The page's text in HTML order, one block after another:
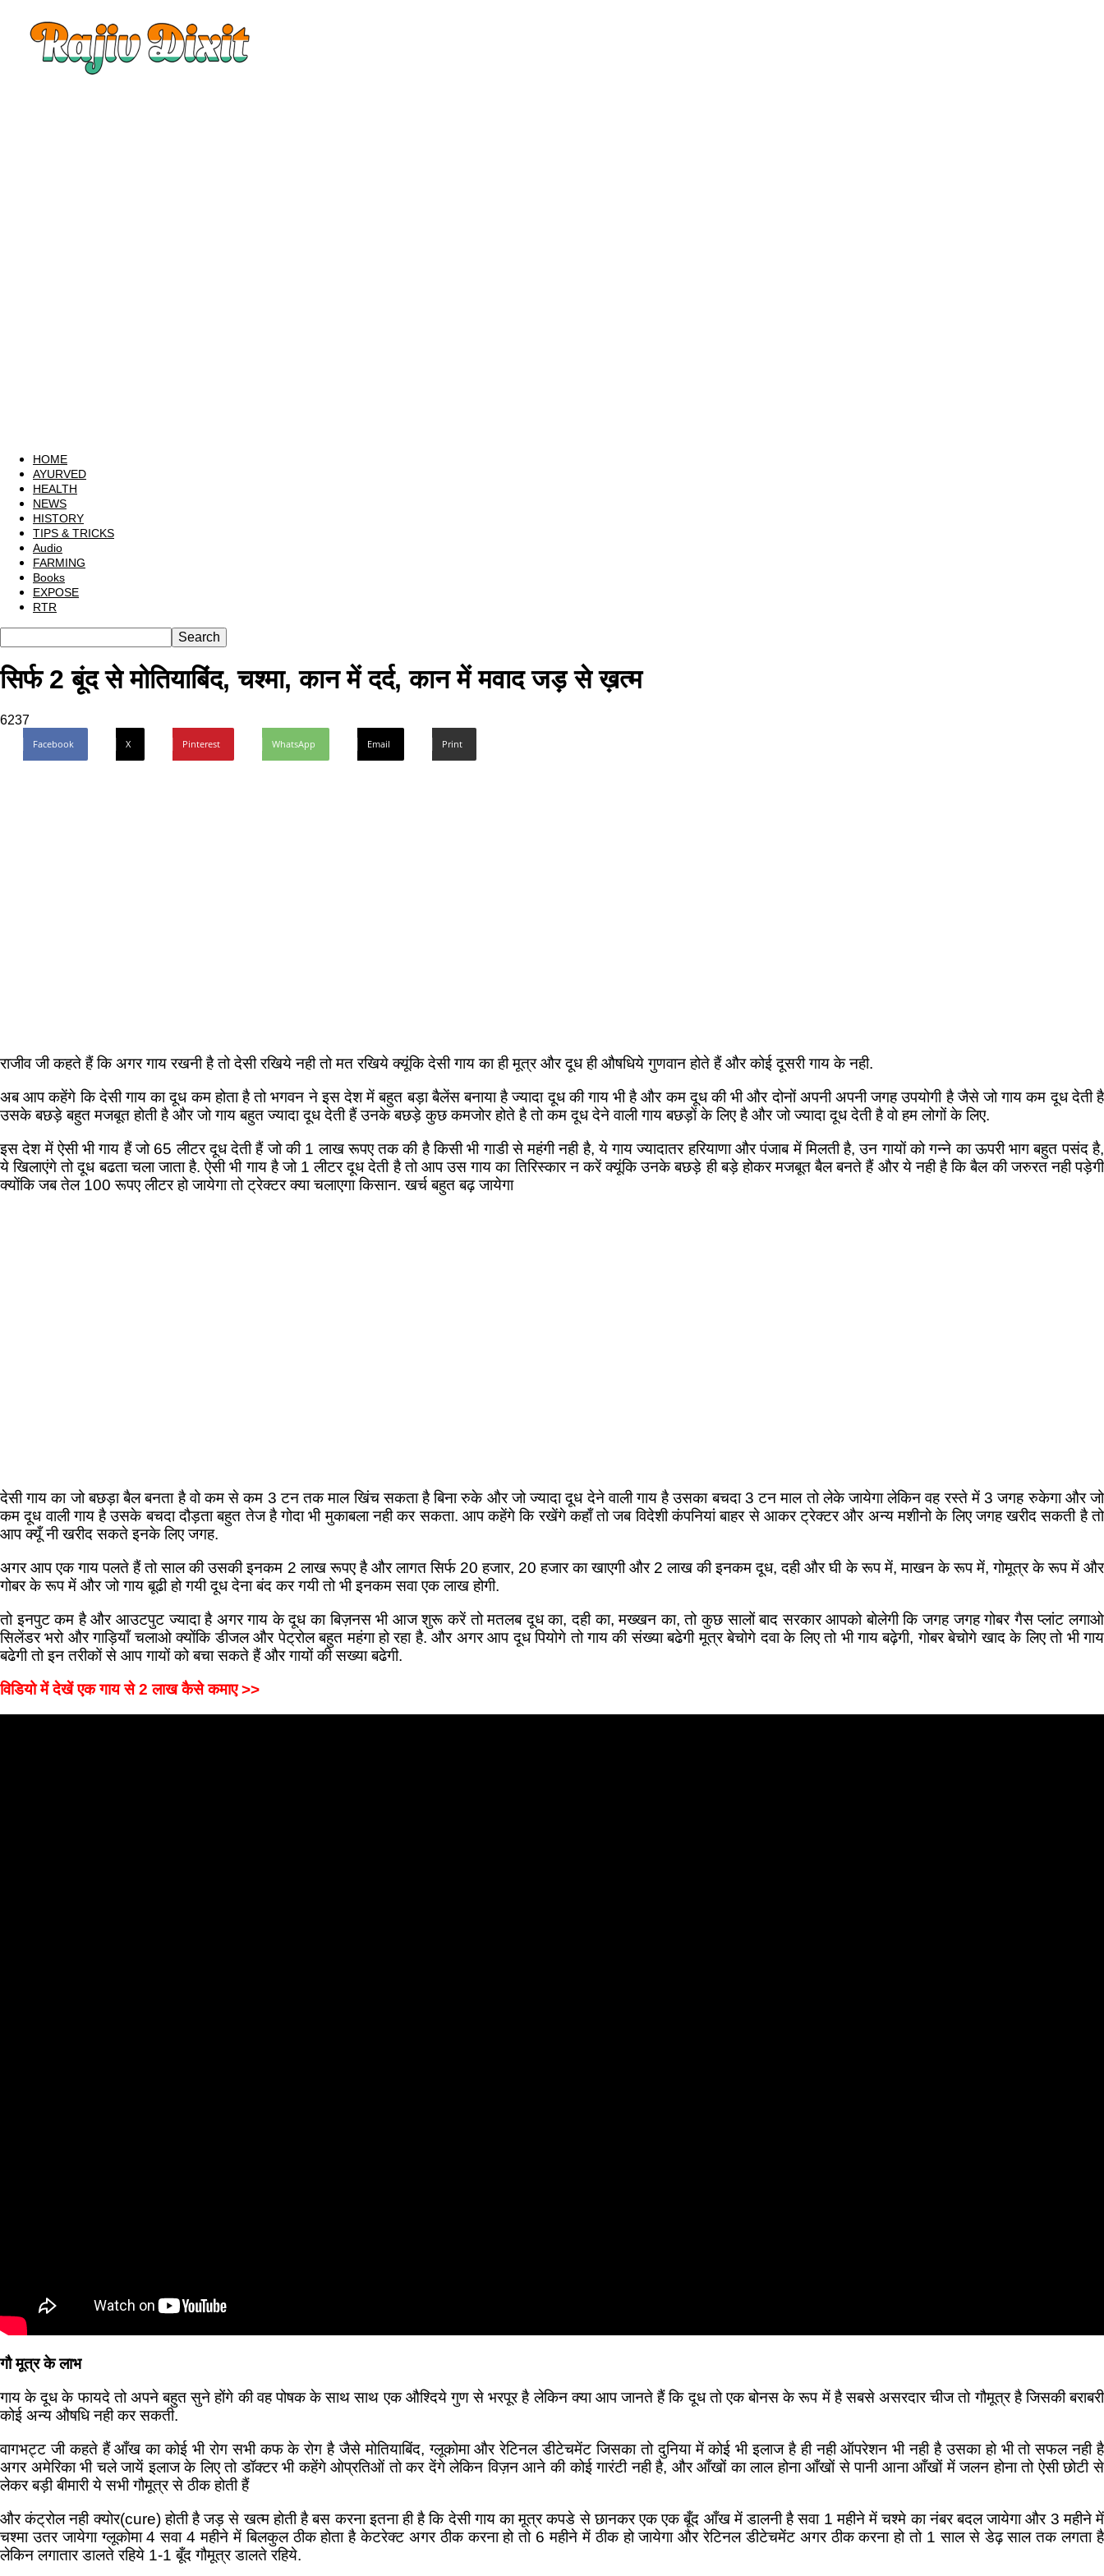
Dixit
Rajiv
HOME
AYURVED
HEALTH
NEWS
HISTORY
TIPS & TRICKS
Audio
FARMING
Books
EXPOSE
RTR
सिर्फ 2 बूंद से मोतियाबिंद, चश्मा, कान में दर्द, कान में मवाद जड़ से ख़त्म
6237
Facebook X Pinterest WhatsApp Email Print
राजीव जी कहते हैं कि अगर गाय रखनी है तो देसी रखिये नही तो मत रखिये क्यूंकि देसी गाय का ही मूत्र और दूध ही औषधिये गुणवान होते हैं और कोई दूसरी गाय के नही.
अब आप कहेंगे कि देसी गाय का दूध कम होता है तो भगवन ने इस देश में बहुत बड़ा बैलेंस बनाया है ज्यादा दूध की गाय भी है और कम दूध की भी और दोनों अपनी अपनी जगह उपयोगी है जैसे जो गाय कम दूध देती है
उसके बछड़े बहुत मजबूत होती है और जो गाय बहुत ज्यादा दूध देती हैं उनके बछड़े कुछ कमजोर होते है तो कम दूध देने वाली गाय बछड़ों के लिए है और जो ज्यादा दूध देती है वो हम लोगों के लिए.
इस देश में ऐसी भी गाय हैं जो 65 लीटर दूध देती हैं जो की 1 लाख रूपए तक की है किसी भी गाडी से महंगी नही है, ये गाय ज्यादातर हरियाणा और पंजाब में मिलती है, उन गायों को गन्ने का ऊपरी भाग बहुत पसंद है,
ये खिलाएंगे तो दूध बढता चला जाता है. ऐसी भी गाय है जो 1 लीटर दूध देती है तो आप उस गाय का तिरिस्कार न करें क्यूंकि उनके बछड़े ही बड़े होकर मजबूत बैल बनते हैं और ये नही है कि बैल की जरुरत नही पड़ेगी
क्योंकि जब तेल 100 रूपए लीटर हो जायेगा तो ट्रेक्टर क्या चलाएगा किसान. खर्च बहुत बढ़ जायेगा
देसी गाय का जो बछड़ा बैल बनता है वो कम से कम 3 टन तक माल खिंच सकता है बिना रुके और जो ज्यादा दूध देने वाली गाय है उसका बचदा 3 टन माल तो लेके जायेगा लेकिन वह रस्ते में 3 जगह रुकेगा और जो
कम दूध वाली गाय है उसके बचदा दौड़ता बहुत तेज है गोदा भी मुकाबला नही कर सकता. आप कहेंगे कि रखेंगे कहाँ तो जब विदेशी कंपनियां बाहर से आकर ट्रेक्टर और अन्य मशीनो के लिए जगह खरीद सकती है तो
आप क्यूँ नी खरीद सकते इनके लिए जगह.
अगर आप एक गाय पलते हैं तो साल की उसकी इनकम 2 लाख रूपए है और लागत सिर्फ 20 हजार, 20 हजार का खाएगी और 2 लाख की इनकम दूध, दही और घी के रूप में, माखन के रूप में, गोमूत्र के रूप में और
गोबर के रूप में और जो गाय बूढी हो गयी दूध देना बंद कर गयी तो भी इनकम सवा एक लाख होगी.
तो इनपुट कम है और आउटपुट ज्यादा है अगर गाय के दूध का बिज़नस भी आज शुरू करें तो मतलब दूध का, दही का, मख्खन का, तो कुछ सालों बाद सरकार आपको बोलेगी कि जगह जगह गोबर गैस प्लांट लगाओ
सिलेंडर भरो और गाड़ियाँ चलाओ क्योंकि डीजल और पेट्रोल बहुत महंगा हो रहा है. और अगर आप दूध पियोगे तो गाय की संख्या बढेगी मूत्र बेचोगे दवा के लिए तो भी गाय बढ़ेगी, गोबर बेचोगे खाद के लिए तो भी गाय
बढेगी तो इन तरीकों से आप गायों को बचा सकते हैं और गायों की सख्या बढेगी.
विडियो में देखें एक गाय से 2 लाख कैसे कमाए >>
गौ मूत्र के लाभ
गाय के दूध के फायदे तो अपने बहुत सुने होंगे की वह पोषक के साथ साथ एक औश्दिये गुण से भरपूर है लेकिन क्या आप जानते हैं कि दूध तो एक बोनस के रूप में है सबसे असरदार चीज तो गौमूत्र है जिसकी बराबरी
कोई अन्य औषधि नही कर सकती.
वागभट्ट जी कहते हैं आँख का कोई भी रोग सभी कफ के रोग है जैसे मोतियाबिंद, ग्लूकोमा और रेटिनल डीटेचमेंट जिसका तो दुनिया में कोई भी इलाज है ही नही ऑपरेशन भी नही है उसका हो भी तो सफल नही है
अगर अमेरिका भी चले जायें इलाज के लिए तो डॉक्टर भी कहेंगे ओप्रतिओं तो कर देंगे लेकिन विज़न आने की कोई गारंटी नही है, और आँखों का लाल होना आँखों से पानी आना आँखों में जलन होना तो ऐसी छोटी से
लेकर बड़ी बीमारी ये सभी गौमूत्र से ठीक होती हैं
और कंट्रोल नही क्योर(cure) होती है जड़ से खत्म होती है बस करना इतना ही है कि देसी गाय का मूत्र कपडे से छानकर एक एक बूँद आँख में डालनी है सवा 1 महीने में चश्मे का नंबर बदल जायेगा और 3 महीने में
चश्मा उतर जायेगा ग्लूकोमा 4 सवा 4 महीने में बिलकुल ठीक होता है केटरेक्ट अगर ठीक करना हो तो 6 महीने में ठीक हो जायेगा और रेटिनल डीटेचमेंट अगर ठीक करना हो तो 1 साल से डेढ़ साल तक लगता है
लेकिन लगातार डालते रहिये 1-1 बूँद गौमूत्र डालते रहिये.